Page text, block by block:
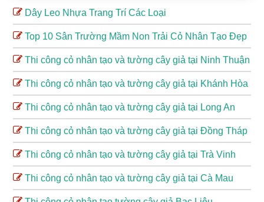
Dây Leo Nhựa Trang Trí Các Loại
Top 10 Sân Trường Mầm Non Trải Cỏ Nhân Tạo Đẹp
Thi công cỏ nhân tạo và tường cây giả tại Ninh Thuận
Thi công cỏ nhân tạo và tường cây giả tại Khánh Hòa
Thi công cỏ nhân tạo và tường cây giả tại Long An
Thi công cỏ nhân tạo và tường cây giả tại Đồng Tháp
Thi công cỏ nhân tạo và tường cây giả tại Trà Vinh
Thi công cỏ nhân tạo và tường cây giả tại Cà Mau